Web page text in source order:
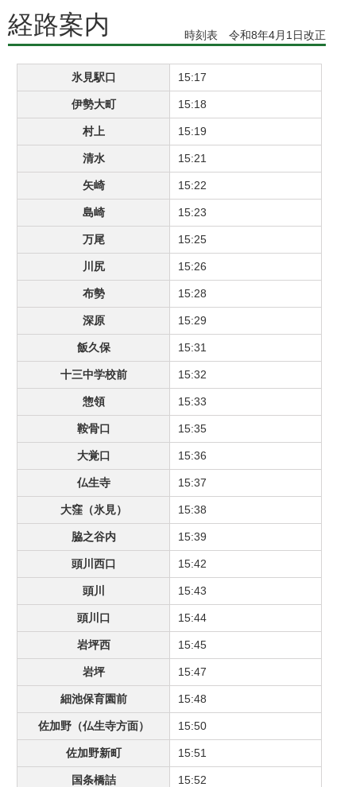
経路案内 時刻表 令和8年4月1日改正
氷見駅口 15:17
伊勢大町 15:18
村上 15:19
清水 15:21
矢崎 15:22
島崎 15:23
万尾 15:25
川尻 15:26
布勢 15:28
深原 15:29
飯久保 15:31
十三中学校前 15:32
惣領 15:33
鞍骨口 15:35
大覚口 15:36
仏生寺 15:37
大窪（氷見） 15:38
脇之谷内 15:39
頭川西口 15:42
頭川 15:43
頭川口 15:44
岩坪西 15:45
岩坪 15:47
細池保育園前 15:48
佐加野（仏生寺方面） 15:50
佐加野新町 15:51
国条橋詰 15:52